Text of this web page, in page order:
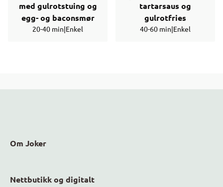
med gulrotstuing og
egg- og baconsmør
20-40 min|Enkel
tartarsaus og
gulrotfries
40-60 min|Enkel
Om Joker
Nettbutikk og digitalt